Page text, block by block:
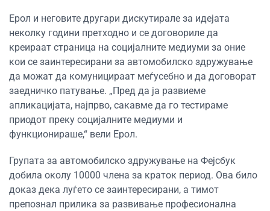
Ерол и неговите другари дискутирале за идејата
неколку години претходно и се договориле да
креираат страница на социјалните медиуми за оние
кои се заинтересирани за автомобилско здружување
да можат да комуницираат меѓусебно и да договорат
заедничко патување. „Пред да ја развиеме
апликацијата, најпрво, сакавме да го тестираме
приодот преку социјалните медиуми и
функционираше,“ вели Ерол.
Групата за автомобилско здружување на Фејсбук
добила околу 10000 члена за краток период. Ова било
доказ дека луѓето се заинтересирани, а тимот
препознал прилика за развивање професионална